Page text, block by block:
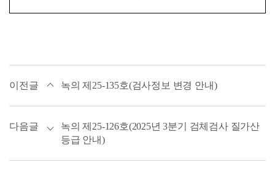
이전글 녹의 제25-135호(검사정보 변경 안내)
다음글
녹의 제25-126호(2025년 3분기 검체검사 질가산
등급 안내)